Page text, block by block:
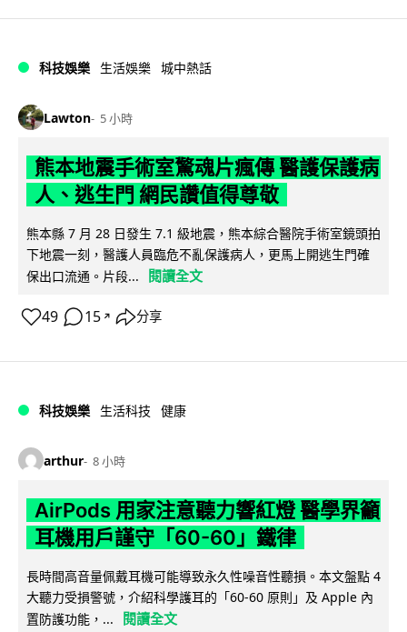
科技娛樂 生活娛樂 城中熱話
Lawton 5 小時
熊本地震手術室驚魂片瘋傳 醫護保護病
人、逃生門 網民讚值得尊敬
熊本縣 7 月 28 日發生 7.1 級地震，熊本綜合醫院手術室鏡頭拍
下地震一刻，醫護人員臨危不亂保護病人，更馬上開逃生門確
保出口流通。片段...
閱讀全文
49 15 ↗ 分享
科技娛樂 生活科技 健康
arthur 8 小時
AirPods 用家注意聽力響紅燈 醫學界籲
耳機用戶謹守「60-60」鐵律
長時間高音量佩戴耳機可能導致永久性噪音性聽損。本文盤點 4
大聽力受損警號，介紹科學護耳的「60-60 原則」及 Apple 內
置防護功能，...
閱讀全文